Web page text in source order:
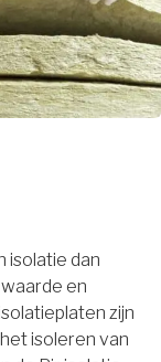
isolatie dan
en
zijn
isoleren van